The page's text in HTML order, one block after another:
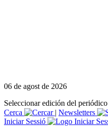
06 de agost de 2026
Seleccionar edición del periódico
Cerca
| Newsletters
Iniciar Sessió